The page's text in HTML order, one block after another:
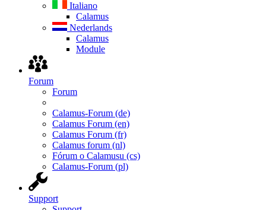
Italiano
Calamus
Nederlands
Calamus
Module
Forum
Forum
Calamus-Forum (de)
Calamus Forum (en)
Calamus Forum (fr)
Calamus forum (nl)
Fórum o Calamusu (cs)
Calamus-Forum (pl)
Support